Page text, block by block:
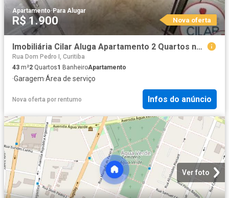
Apartamento·Para Alugar
R$ 1.900 Nova oferta
Imobiliária Cilar Aluga Apartamento 2 Quartos no Água Verde com 65,42m², Ref. 07727.001 CILAR
Rua Dom Pedro I, Curitiba
43 m²2 Quartos1 BanheiroApartamento
·Garagem·Área de serviço
Nova oferta por rentumo Infos do anúncio
Ver foto